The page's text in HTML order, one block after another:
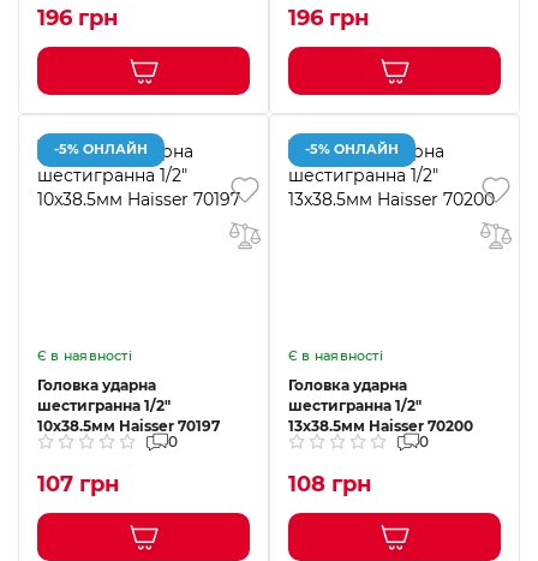
196 грн 196 грн
-5% ОНЛАЙН
Є в наявності
Головка ударна
шестигранна 1/2"
10x38.5мм Haisser 70197
0
107 грн
-5% ОНЛАЙН
Є в наявності
Головка ударна
шестигранна 1/2"
13x38.5мм Haisser 70200
0
108 грн